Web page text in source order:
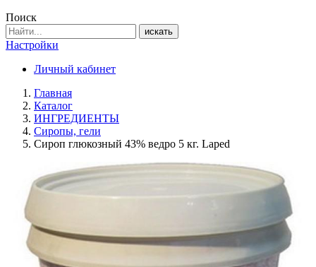
Поиск
искать
Настройки
Личный кабинет
Главная
Каталог
ИНГРЕДИЕНТЫ
Сиропы, гели
Сироп глюкозный 43% ведро 5 кг. Laped